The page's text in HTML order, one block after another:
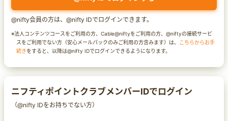
@nifty会員の方は、@nifty IDでログインできます。
※法人コンテンツコースをご利用の方、Cable@niftyをご利用の方、@niftyの接続サービ
スをご利用でない方（安心メールパックのみご利用の方含みます）は、 こちらからお手
続きをすると、以降は@nifty IDでログインできるようになります。
ニフティポイントクラブメンバーIDでログイン
（@nifty IDをお持ちでない方）